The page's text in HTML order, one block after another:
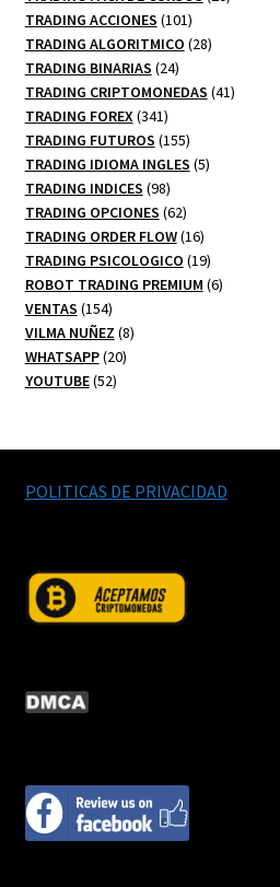
TRADING ACCIONES 101101
productos
TRADING ALGORITMICO 2828
TRADING BINARIAS 2424
productos
TRADING CRIPTOMONEDAS 4141
TRADING FOREX 341341
productos
TRADING FUTUROS 155155
productos
TRADING IDIOMA INGLES 55
TRADING INDICES 9898
productos
TRADING OPCIONES 6262
productos
TRADING ORDER FLOW 1616
productos
TRADING PSICOLOGICO 1919
productos
ROBOT TRADING PREMIUM 66
VENTAS 154154
productos
VILMA NUÑEZ 88
WHATSAPP 2020
YOUTUBE 5252
POLITICAS DE PRIVACIDAD